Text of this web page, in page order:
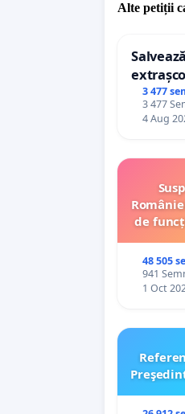
Alte petiții
3 477
3 477
4 Aug
de
48 505
941
1 Oct